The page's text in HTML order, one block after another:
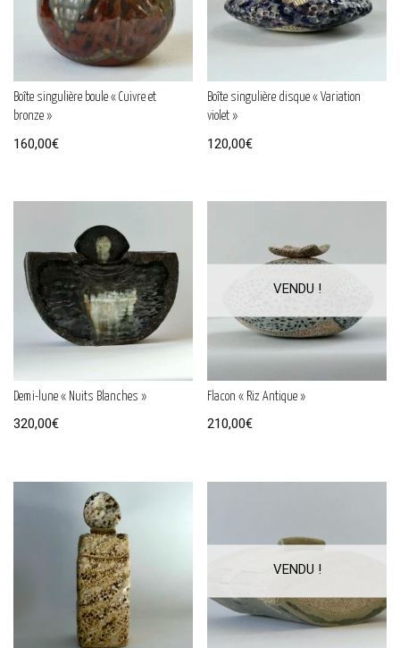
Boîte singulière boule « Cuivre et
bronze »
160,00€
Boîte singulière disque « Variation
violet »
120,00€
Demi-lune « Nuits Blanches »
320,00€
Flacon « Riz Antique »
210,00€